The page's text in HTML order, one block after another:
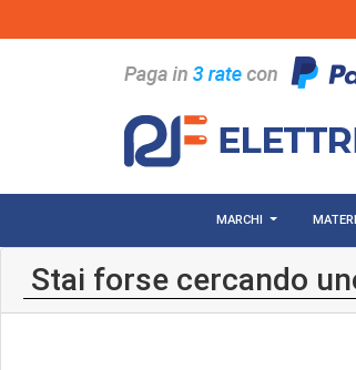
MARCHI
Stai forse cercando